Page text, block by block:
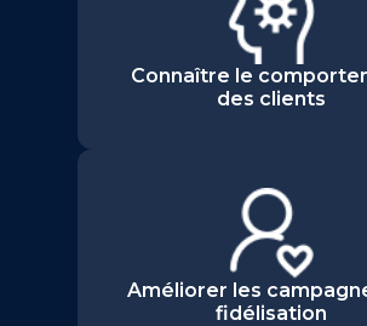
Connaître le
des clients
Améliorer les
fidélisation